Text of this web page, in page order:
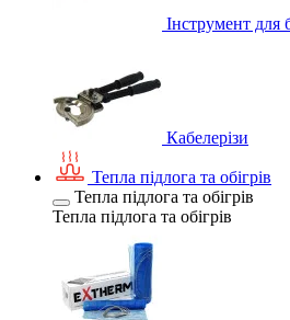
Інструмент для
Кабелерізи
Тепла підлога та обігрів
Тепла підлога та обігрів
Тепла підлога та обігрів